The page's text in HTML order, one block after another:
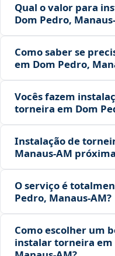
Qual o valor para
Dom Pedro,
Como saber se
em Dom Pedro,
Vocês fazem
torneira em Dom
Instalação de
Manaus‑AM
O serviço é
Pedro, Manaus‑AM?
Como escolher um
instalar torneira em